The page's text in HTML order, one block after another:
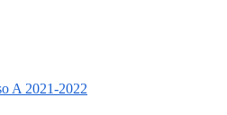
A 2021-2022